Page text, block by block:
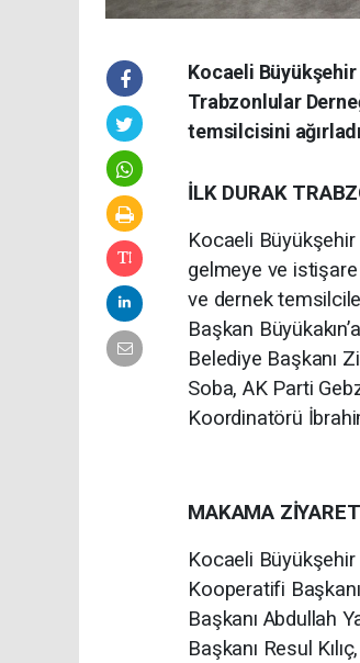
Kocaeli Büyükşehir
Trabzonlular
temsilcisini
İLK DURAK
Kocaeli Büyükşehir
gelmeye ve istişare
ve dernek
Başkan
Belediye Başkanı
Soba, AK Parti
Koordinatörü
MAKAMA
Kocaeli Büyükşehir
Kooperatifi
Başkanı Abdullah
Başkanı Resul